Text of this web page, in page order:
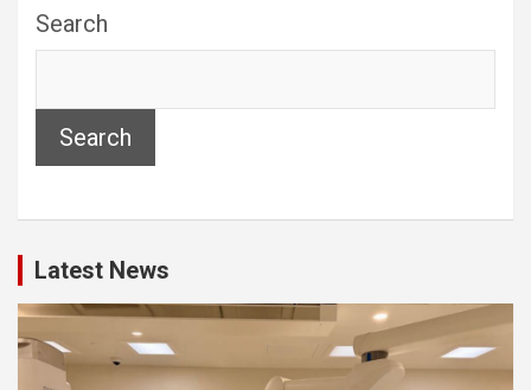
Search
Search
Latest News